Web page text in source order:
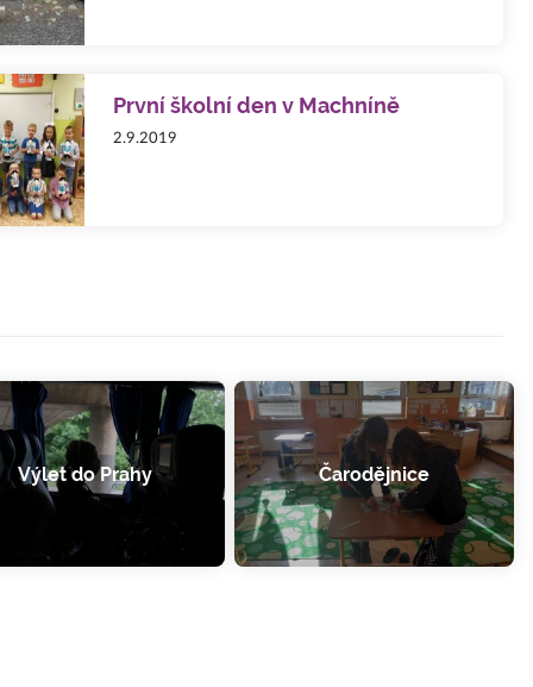
První školní den v Machníně
2.9.2019
Výlet do Prahy Čarodějnice